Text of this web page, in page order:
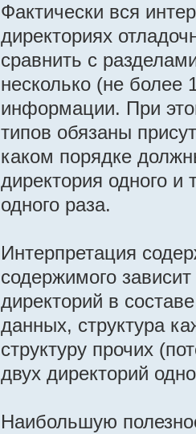
Фактически вся
директориях
сравнить с
несколько (не более
информации. При
типов обязаны
каком порядке
директория одного и
одного раза.
Интерпретация
содержимого
директорий в
данных, структура
структуру прочих
двух директорий
Наибольшую